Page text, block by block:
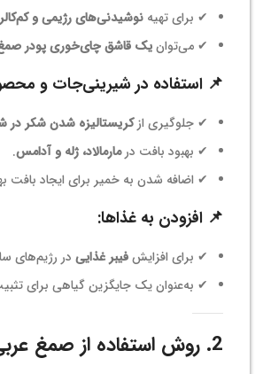
✔ برای تهیه نوشیدنی‌های رژیمی و
✔ می‌توانیک قاشق چای‌خوری پودر
📌 استفاده در شیرینی‌جات و
✔ جلوگیری ازکریستالیزه شدن شکر در
✔ بهبود بافت درمارمالاد، ژله و آدامس.
✔ اضافه شدن به خمیر برای ایجاد بافت
📌 افزودن به غذاها:
✔ برای افزایشفیبر غذایی در رژیم‌های
✔ به‌عنوان یک جایگزین گیاهی برای
2. روش استفاده از صمغ عربی در صنایع دارویی و مکمل‌های غذایی